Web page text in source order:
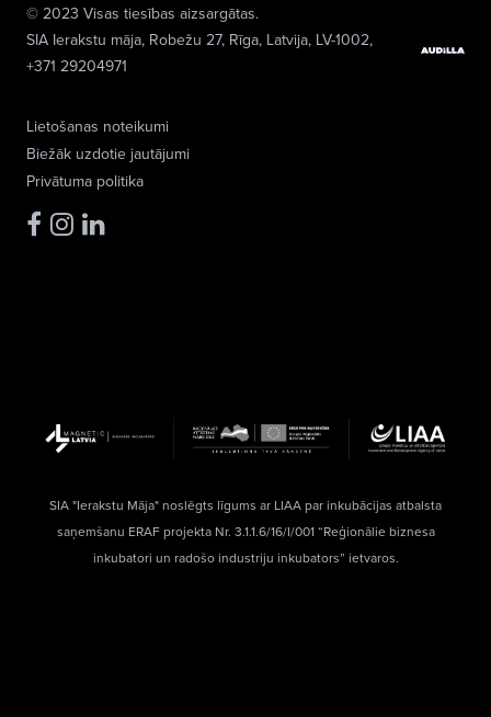
Lietošanas noteikumi
Biežāk uzdotie jautājumi
Privātuma politika
© 2023 Visas tiesības aizsargātas.
SIA Ierakstu māja, Robežu 27, Rīga, Latvija, LV-1002,
+371 29204971
SIA "Ierakstu Māja" noslēgts līgums ar LIAA par inkubācijas atbalsta
saņemšanu ERAF projekta Nr. 3.1.1.6/16/I/001 “Reģionālie biznesa
inkubatori un radošo industriju inkubators” ietvaros.